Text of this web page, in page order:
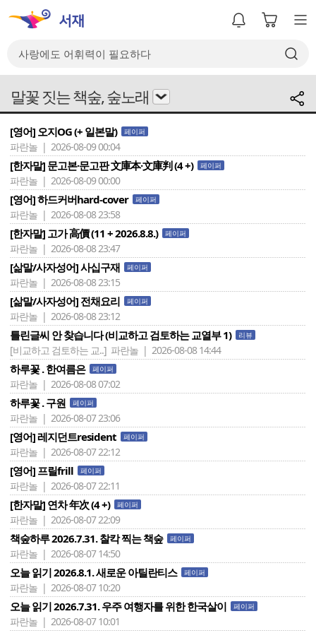
말꽃 짓는 책숲, 숲노래
[영어] 오지OG (+ 일본말) 페이퍼
파란놀 | 2026-08-09 00:04
[한자말] 문고본·문고판 文庫本·文庫判 (4 +) 페이퍼
파란놀 | 2026-08-09 00:00
[영어] 하드커버hard-cover 페이퍼
파란놀 | 2026-08-08 23:58
[한자말] 고가 高價 (11 + 2026.8.8.) 페이퍼
파란놀 | 2026-08-08 23:47
[삶말/사자성어] 사십구재 페이퍼
파란놀 | 2026-08-08 23:15
[삶말/사자성어] 전채요리 페이퍼
파란놀 | 2026-08-08 23:12
틀린글씨 안 찾습니다 (비교하고 검토하는 교열부 1) 리뷰
[비교하고 검토하는 교..] 파란놀 | 2026-08-08 14:44
하루꽃 . 한여름은 페이퍼
파란놀 | 2026-08-08 07:02
하루꽃 . 구원 페이퍼
파란놀 | 2026-08-07 23:06
[영어] 레지던트resident 페이퍼
파란놀 | 2026-08-07 22:12
[영어] 프릴frill 페이퍼
파란놀 | 2026-08-07 22:11
[한자말] 연차 年次 (4 +) 페이퍼
파란놀 | 2026-08-07 22:09
책숲하루 2026.7.31. 찰칵 찍는 책숲 페이퍼
파란놀 | 2026-08-07 14:50
오늘 읽기 2026.8.1. 새로운 아틸란티스 페이퍼
파란놀 | 2026-08-07 10:20
오늘 읽기 2026.7.31. 우주 여행자를 위한 한국살이 페이퍼
파란놀 | 2026-08-07 10:01